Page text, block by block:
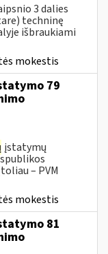
3 dalies
techninę
išbraukiami
mokestis
79
įstatymų
– PVM
mokestis
81